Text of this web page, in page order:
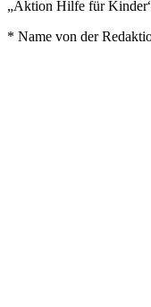
„Aktion Hilfe für
* Name von der